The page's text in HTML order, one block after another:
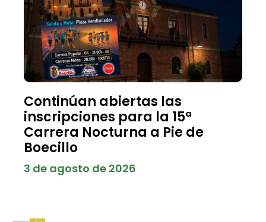
Continúan abiertas las
inscripciones para la 15ª
Carrera Nocturna a Pie de
Boecillo
3 de agosto de 2026